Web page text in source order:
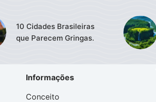
10 Cidades Brasileiras
que Parecem Gringas.
Informações
Conceito